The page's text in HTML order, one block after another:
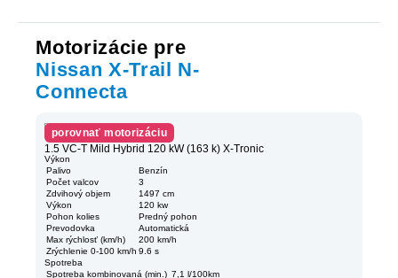
Motorizácie pre
Nissan X-Trail N-
Connecta
porovnať motorizáciu
1.5 VC-T Mild Hybrid 120 kW (163 k) X-Tronic
Výkon
Palivo
Benzín
Počet valcov
3
Zdvihový objem
1497 cm
Výkon
120 kw
Pohon kolies
Predný pohon
Prevodovka
Automatická
Max rýchlosť (km/h)
200 km/h
Zrýchlenie 0-100 km/h 9.6 s
Spotreba
Spotreba kombinovaná (min.) 7,1 l/100km